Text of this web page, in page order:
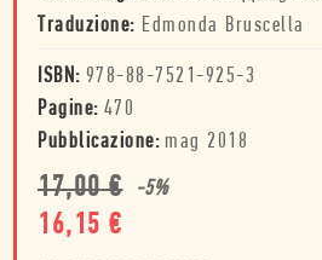
Traduzione: Edmonda Bruscella
ISBN: 978-88-7521-925-3
Pagine: 470
Pubblicazione: mag 2018
17,00€ -5%
16,15 €